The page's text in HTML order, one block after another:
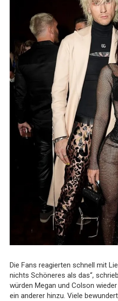
Die Fans reagierten schnell mit
nichts Schöneres als das“,
würden Megan und Colson
ein anderer hinzu. Viele